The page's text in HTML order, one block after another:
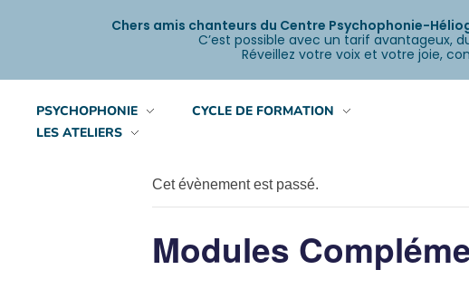
PSYCHOPHONIE
CYCLE DE FORMATION
LES ATELIERS
Cet évènement est passé.
Modules
Chers amis chanteurs du Centre Psychophonie-
C’est possible avec un tarif avantageux,
Réveillez votre voix et votre joie,